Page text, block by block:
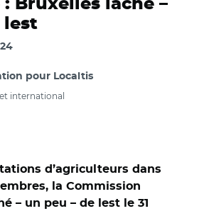
Bruxelles lâche –
lest
pour Localtis
international
d’agriculteurs dans
la Commission
– un peu – de lest le 31